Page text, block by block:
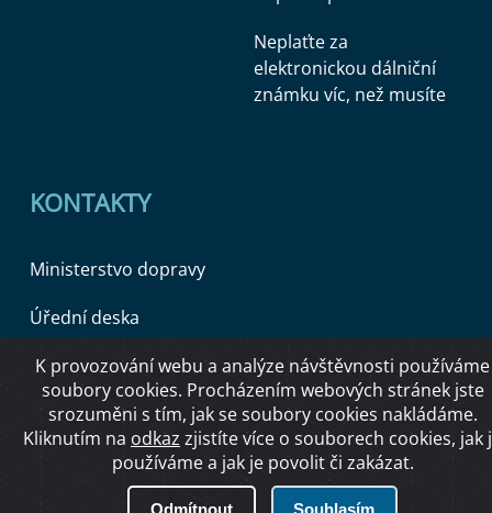
Neplaťte za
elektronickou dálniční
známku víc, než musíte
KONTAKTY
Ministerstvo dopravy
Úřední deska
Copyright © 2026 Ministerstvo dopravy ČR
O přístupnosti
K provozování webu a analýze návštěvnosti používáme
soubory cookies. Procházením webových stránek jste
srozuměni s tím, jak se soubory cookies nakládáme.
Kliknutím na odkaz zjistíte více o souborech cookies, jak
používáme a jak je povolit či zakázat.
Odmítnout Souhlasím